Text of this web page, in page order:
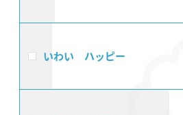
いわい ハッピー